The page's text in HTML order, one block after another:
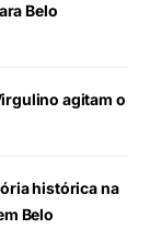
Belo
agitam o
histórica na
Belo